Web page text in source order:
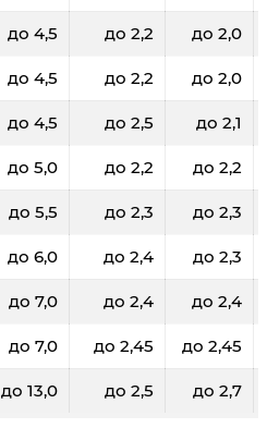
до 4,5 до 2,2 до 2,0
до 4,5 до 2,2 до 2,0
до 4,5 до 2,5 до 2,1
до 5,0 до 2,2 до 2,2
до 5,5 до 2,3 до 2,3
до 6,0 до 2,4 до 2,3
до 7,0 до 2,4 до 2,4
до 7,0 до 2,45 до 2,45
до 13,0 до 2,5 до 2,7